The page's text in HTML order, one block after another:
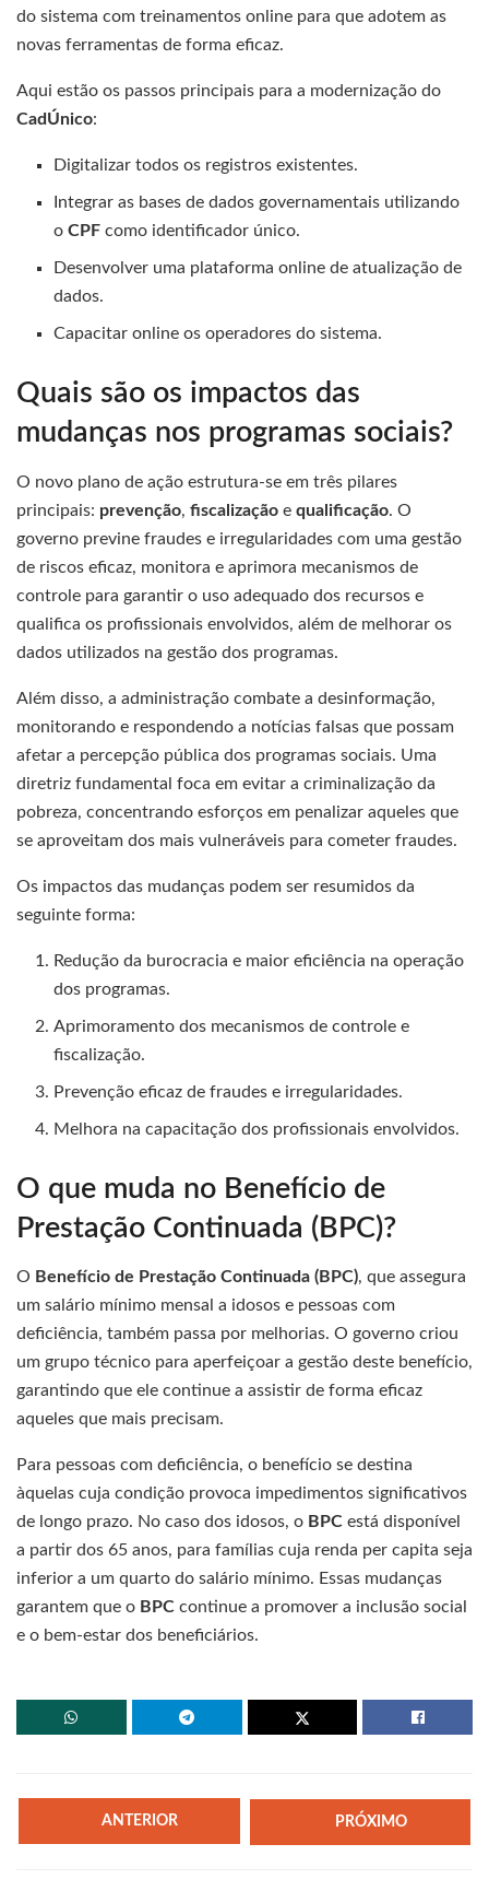
do sistema com treinamentos online para que adotem as
novas ferramentas de forma eficaz.
Aqui estão os passos principais para a modernização do
CadÚnico:
Digitalizar todos os registros existentes.
Integrar as bases de dados governamentais utilizando
oCPFcomo identificador único.
Desenvolver uma plataforma online de atualização de
dados.
Capacitar online os operadores do sistema.
Quais são os impactos das
mudanças nos programas sociais?
O novo plano de ação estrutura-se em três pilares
principais: prevenção, fiscalização e qualificação. O
governo previne fraudes e irregularidades com uma gestão
de riscos eficaz, monitora e aprimora mecanismos de
controle para garantir o uso adequado dos recursos e
qualifica os profissionais envolvidos, além de melhorar os
dados utilizados na gestão dos programas.
Além disso, a administração combate a desinformação,
monitorando e respondendo a notícias falsas que possam
afetar a percepção pública dos programas sociais. Uma
diretriz fundamental foca em evitar a criminalização da
pobreza, concentrando esforços em penalizar aqueles que
se aproveitam dos mais vulneráveis para cometer fraudes.
Os impactos das mudanças podem ser resumidos da
seguinte forma:
Redução da burocracia e maior eficiência na operação
dos programas.
Aprimoramento dos mecanismos de controle e
fiscalização.
Prevenção eficaz de fraudes e irregularidades.
Melhora na capacitação dos profissionais envolvidos.
O que muda no Benefício de
Prestação Continuada (BPC)?
O Benefício de Prestação Continuada (BPC), que assegura
um salário mínimo mensal a idosos e pessoas com
deficiência, também passa por melhorias. O governo criou
um grupo técnico para aperfeiçoar a gestão deste benefício,
garantindo que ele continue a assistir de forma eficaz
aqueles que mais precisam.
Para pessoas com deficiência, o benefício se destina
àquelas cuja condição provoca impedimentos significativos
de longo prazo. No caso dos idosos, o BPC está disponível
a partir dos 65 anos, para famílias cuja renda per capita seja
inferior a um quarto do salário mínimo. Essas mudanças
garantem que o BPC continue a promover a inclusão social
e o bem-estar dos beneficiários.
ANTERIOR PRÓXIMO